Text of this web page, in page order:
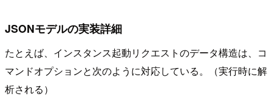
JSONモデルの実装詳細
たとえば、インスタンス起動リクエストのデータ構造は、コ
マンドオプションと次のように対応している。（実行時に解
析される）